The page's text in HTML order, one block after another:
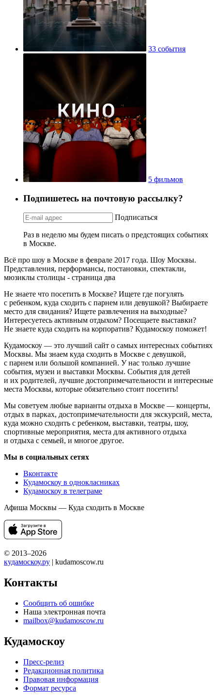
33 события
5 фильмов
Подпишетесь на почтовую рассылку?
Подписаться
Раз в неделю мы будем писать о предстоящих событиях
в Москве.
Всё про шоу в Москве в феврале 2017 года. Шоу Москвы.
Представления, перформансы, постановки, спектакли,
мюзиклы столицы - страница два
Не знаете что посетить в Москве? Ищете где погулять
с ребенком, куда сходить с парнем или девушкой? Выбираете
место для свидания? Ищете развлечения на выходные?
Интересуетесь активным отдыхом? Посещаете выставки?
Не знаете куда сходить на корпоратив? Кудамоскоу поможет!
Кудамоскоу — это лучший сайт о самых интересных событиях
Москвы. Мы знаем куда сходить в Москве с девушкой,
с парнем или большой компанией. У нас только лучшие
события, музеи и выставки Москвы. События для детей
и их родителей, лучшие достопримечательности и интересные
места Москвы, которые обязательно стоит посетить!
Мы советуем любые варианты отдыха в Москве — концерты,
отдых в парках, достопримечательности для экскурсий, места,
куда можно сходить с ребенком, выставки, театры, шоу,
спортивные мероприятия, места для активного отдыха
и отдыха с семьей, и многое другое.
Мы в социальных сетях
Вконтакте
Кудамоскоу в однокласниках
Кудамоскоу в телеграме
Афиша Москвы — Куда сходить в Москве
© 2013–2026
кудамоскоу.ру | kudamoscow.ru
Контакты
Сообщить об ошибке
Наша электронная почта
mailbox@kudamoscow.ru
Кудамоскоу
Пресс-релиз
Редакционная политика
Правовая информация
Формат ресурса